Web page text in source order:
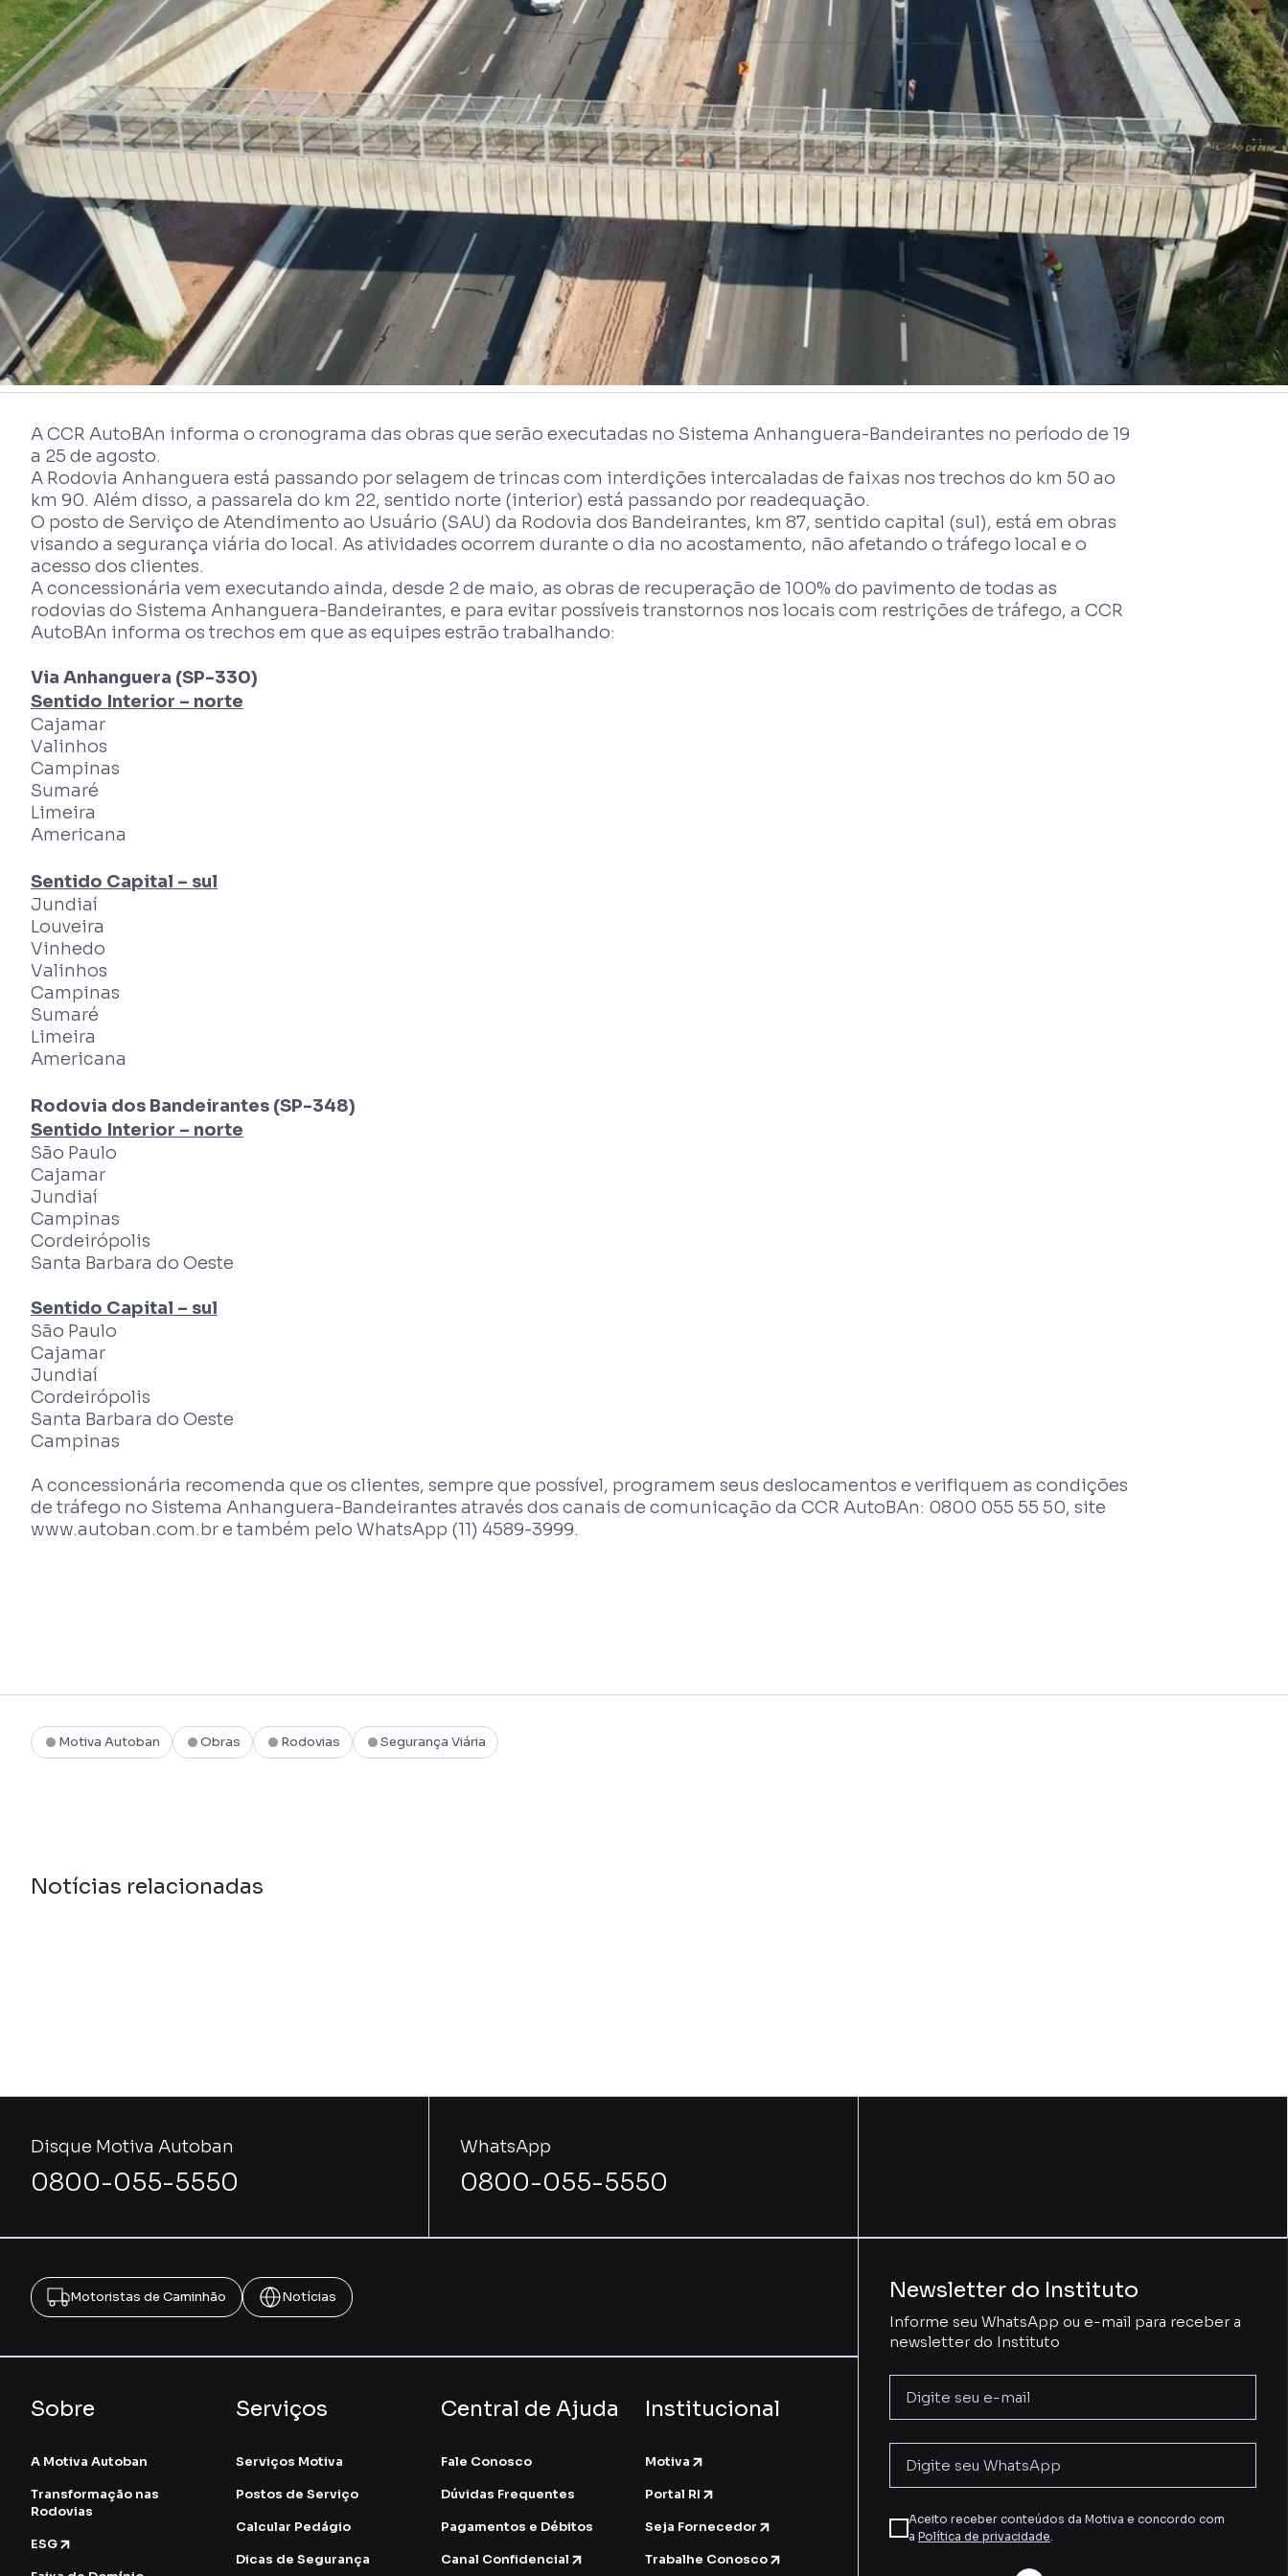
A CCR AutoBAn informa o cronograma das obras que serão executadas no Sistema Anhanguera-Bandeirantes no período de 19
a 25 de agosto.
A Rodovia Anhanguera está passando por selagem de trincas com interdições intercaladas de faixas nos trechos do km 50 ao
km 90. Além disso, a passarela do km 22, sentido norte (interior) está passando por readequação.
O posto de Serviço de Atendimento ao Usuário (SAU) da Rodovia dos Bandeirantes, km 87, sentido capital (sul), está em obras
visando a segurança viária do local. As atividades ocorrem durante o dia no acostamento, não afetando o tráfego local e o
acesso dos clientes.
A concessionária vem executando ainda, desde 2 de maio, as obras de recuperação de 100% do pavimento de todas as
rodovias do Sistema Anhanguera-Bandeirantes, e para evitar possíveis transtornos nos locais com restrições de tráfego, a CCR
AutoBAn informa os trechos em que as equipes estrão trabalhando:
Via Anhanguera (SP-330)
Sentido Interior – norte
Cajamar
Valinhos
Campinas
Sumaré
Limeira
Americana
Sentido Capital – sul
Jundiaí
Louveira
Vinhedo
Valinhos
Campinas
Sumaré
Limeira
Americana
Rodovia dos Bandeirantes (SP-348)
Sentido Interior – norte
São Paulo
Cajamar
Jundiaí
Campinas
Cordeirópolis
Santa Barbara do Oeste
Sentido Capital – sul
São Paulo
Cajamar
Jundiaí
Cordeirópolis
Santa Barbara do Oeste
Campinas
A concessionária recomenda que os clientes, sempre que possível, programem seus deslocamentos e verifiquem as condições
de tráfego no Sistema Anhanguera-Bandeirantes através dos canais de comunicação da CCR AutoBAn: 0800 055 55 50, site
www.autoban.com.br e também pelo WhatsApp (11) 4589-3999.
Motiva Autoban Obras Rodovias Segurança Viária
Notícias relacionadas
Disque Motiva Autoban
0800-055-5550
WhatsApp
0800-055-5550
Motoristas de Caminhão Notícias
Sobre
A Motiva Autoban
Transformação nas
Rodovias
ESG
Serviços
Serviços Motiva
Postos de Serviço
Calcular Pedágio
Dicas de Segurança
Central de Ajuda
Fale Conosco
Dúvidas Frequentes
Pagamentos e Débitos
Canal Confidencial
Institucional
Motiva
Portal RI
Seja Fornecedor
Trabalhe Conosco
Newsletter do Instituto
Informe seu WhatsApp ou e-mail para receber a
newsletter do Instituto
Aceito receber conteúdos da Motiva e concordo com
a Política de privacidade.